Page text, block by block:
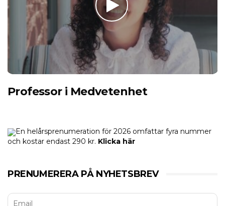
Professor i Medvetenhet
En helårsprenumeration för 2026 omfattar fyra nummer
och kostar endast 290 kr. Klicka här
PRENUMERERA PÅ NYHETSBREV